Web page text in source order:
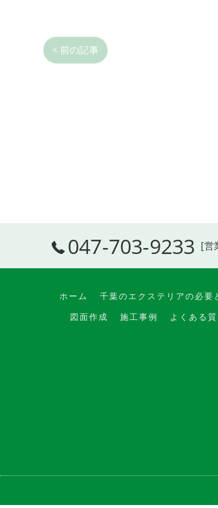
< 前の記事
047-703-9233 [営
ホーム 千葉のエクステリアの必要
図面作成
施工事例 よくある質